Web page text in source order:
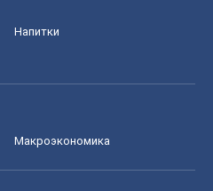
Напитки
Mакроэкономика